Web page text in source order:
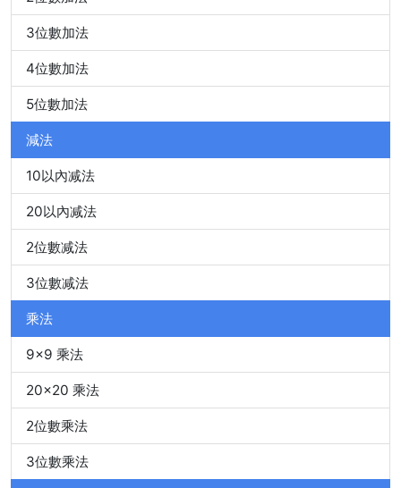
3位數加法
4位數加法
5位數加法
減法
10以內减法
20以內减法
2位數减法
3位數减法
乘法
9x9 乘法
20x20 乘法
2位數乘法
3位數乘法